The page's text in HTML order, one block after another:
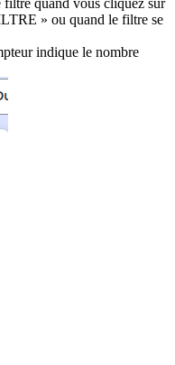
filtre quand vous cliquez sur
» ou quand le filtre se
indique le nombre